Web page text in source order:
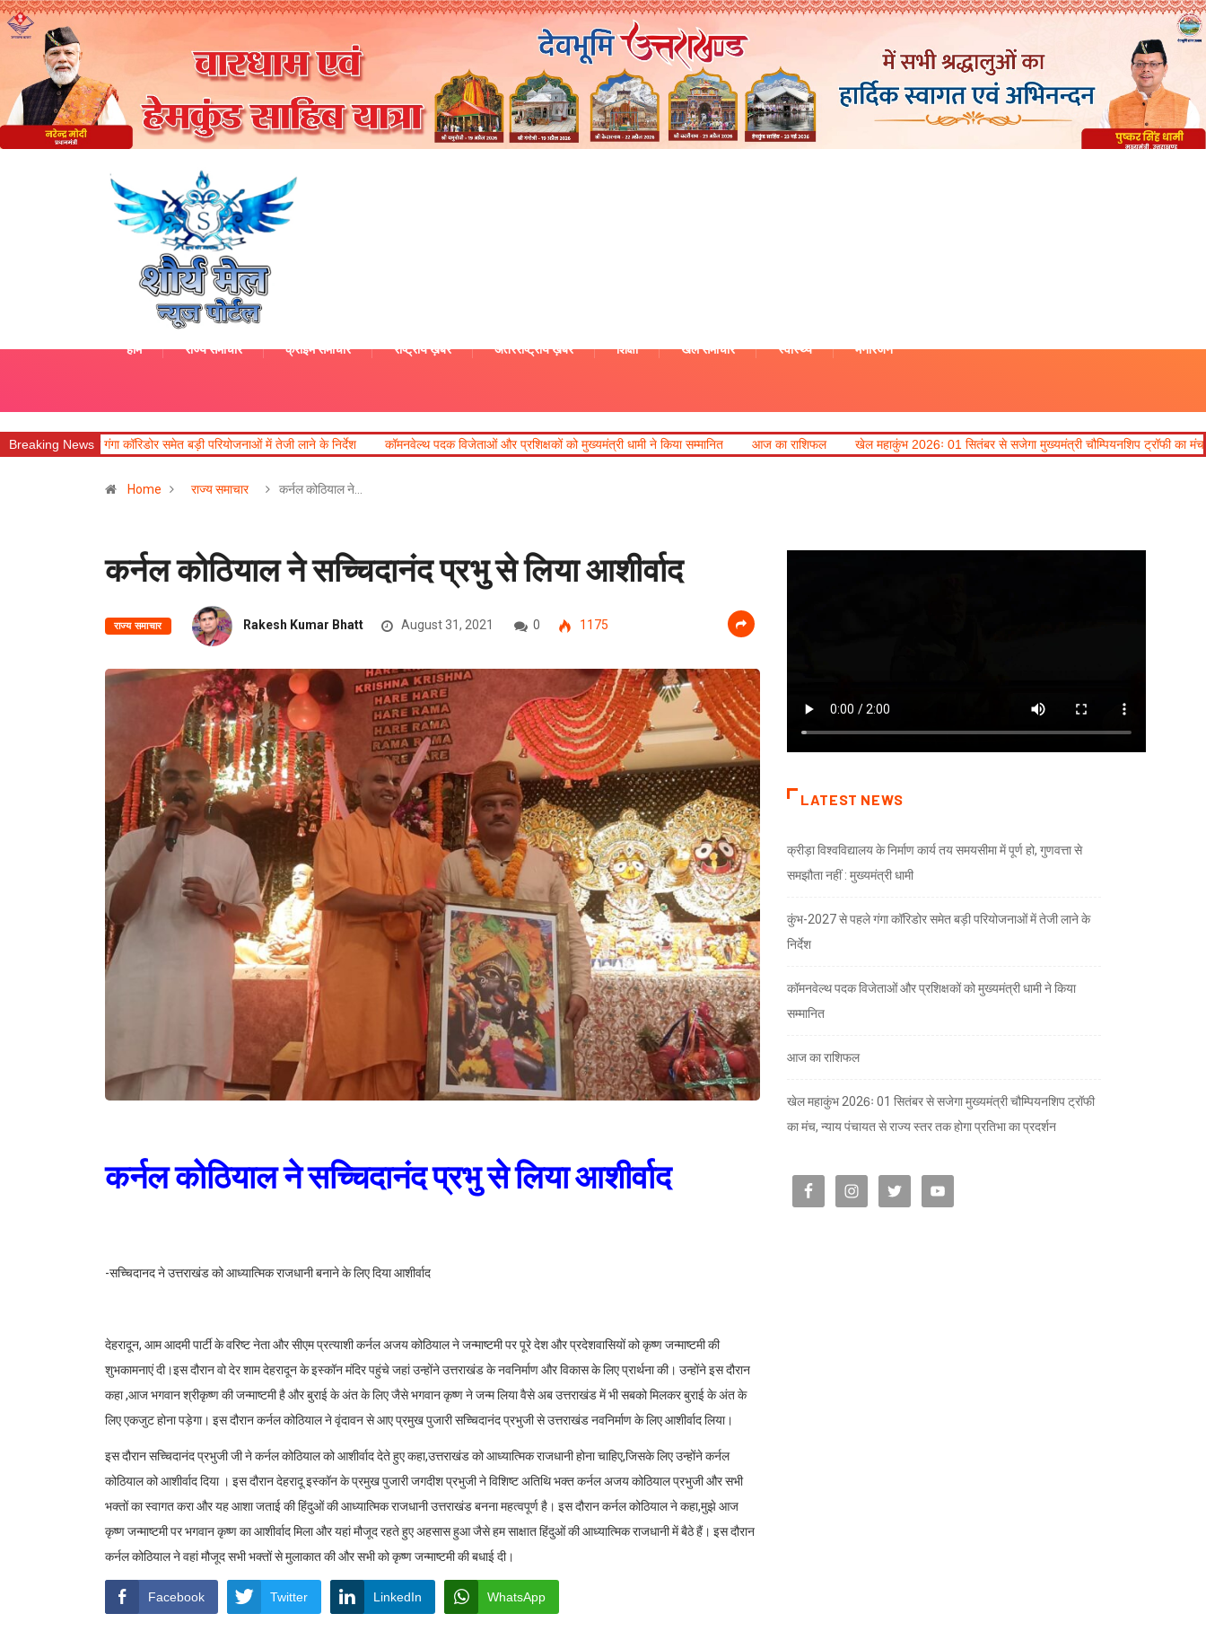
होम राज्य समाचार क्राइम समाचार राष्ट्रीय ख़बरें अंतरराष्ट्रीय ख़बरें शिक्षा खेल समाचार स्वास्थ्य मनोरंजन
Breaking News
समेत बड़ी परियोजनाओं में तेजी लाने के निर्देश कॉमनवेल्थ पदक विजेताओं और प्रशिक्षकों को मुख्यमंत्री धामी ने किया सम्मानित आज का राशिफल खेल महाकुंभ 2026ः 01 सितंबर से सजेगा मुख्यमंत्री चौम्पियनशिप ट्रॉफी का मंच, न्याय पंचायत से राज्य स्तर तक
Home राज्य समाचार कर्नल कोठियाल ने…
कर्नल कोठियाल ने सच्चिदानंद प्रभु से लिया आशीर्वाद
राज्य समाचार Rakesh Kumar Bhatt August 31, 2021 0 1175
कर्नल कोठियाल ने सच्चिदानंद प्रभु से लिया आशीर्वाद
-सच्चिदानद ने उत्तराखंड को आध्यात्मिक राजधानी बनाने के लिए दिया आशीर्वाद
देहरादून, आम आदमी पार्टी के वरिष्ट नेता और सीएम प्रत्याशी कर्नल अजय कोठियाल ने जन्माष्टमी पर पूरे देश और प्रदेशवासियों को कृष्ण जन्माष्टमी की
शुभकामनाएं दी।इस दौरान वो देर शाम देहरादून के इस्कॉन मंदिर पहुंचे जहां उन्होंने उत्तराखंड के नवनिर्माण और विकास के लिए प्रार्थना की। उन्होंने इस दौरान
कहा ,आज भगवान श्रीकृष्ण की जन्माष्टमी है और बुराई के अंत के लिए जैसे भगवान कृष्ण ने जन्म लिया वैसे अब उत्तराखंड में भी सबको मिलकर बुराई के अंत के
लिए एकजुट होना पड़ेगा। इस दौरान कर्नल कोठियाल ने वृंदावन से आए प्रमुख पुजारी सच्चिदानंद प्रभुजी से उत्तराखंड नवनिर्माण के लिए आशीर्वाद लिया।
इस दौरान सच्चिदानंद प्रभुजी जी ने कर्नल कोठियाल को आशीर्वाद देते हुए कहा,उत्तराखंड को आध्यात्मिक राजधानी होना चाहिए,जिसके लिए उन्होंने कर्नल
कोठियाल को आशीर्वाद दिया । इस दौरान देहरादू इस्कॉन के प्रमुख पुजारी जगदीश प्रभुजी ने विशिष्ट अतिथि भक्त कर्नल अजय कोठियाल प्रभुजी और सभी
भक्तों का स्वागत करा और यह आशा जताई की हिंदुओं की आध्यात्मिक राजधानी उत्तराखंड बनना महत्वपूर्ण है। इस दौरान कर्नल कोठियाल ने कहा,मुझे आज
कृष्ण जन्माष्टमी पर भगवान कृष्ण का आशीर्वाद मिला और यहां मौजूद रहते हुए अहसास हुआ जैसे हम साक्षात हिंदुओं की आध्यात्मिक राजधानी में बैठे हैं। इस दौरान
कर्नल कोठियाल ने वहां मौजूद सभी भक्तों से मुलाकात की और सभी को कृष्ण जन्माष्टमी की बधाई दी।
Facebook Twitter LinkedIn WhatsApp
LATEST NEWS
क्रीड़ा विश्वविद्यालय के निर्माण कार्य तय समयसीमा में पूर्ण हो, गुणवत्ता से
समझौता नहीं : मुख्यमंत्री धामी
कुंभ-2027 से पहले गंगा कॉरिडोर समेत बड़ी परियोजनाओं में तेजी लाने के
निर्देश
कॉमनवेल्थ पदक विजेताओं और प्रशिक्षकों को मुख्यमंत्री धामी ने किया
सम्मानित
आज का राशिफल
खेल महाकुंभ 2026ः 01 सितंबर से सजेगा मुख्यमंत्री चौम्पियनशिप ट्रॉफी
का मंच, न्याय पंचायत से राज्य स्तर तक होगा प्रतिभा का प्रदर्शन